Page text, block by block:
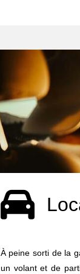
À peine sorti de la
un volant et de